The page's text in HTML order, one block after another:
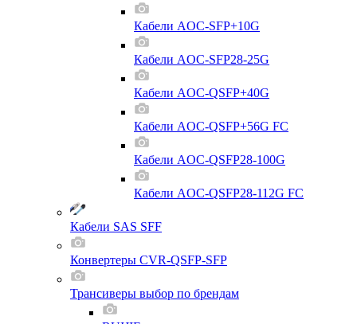
Кабели AOC-SFP+10G
Кабели AOC-SFP28-25G
Кабели AOC-QSFP+40G
Кабели AOC-QSFP+56G FC
Кабели AOC-QSFP28-100G
Кабели AOC-QSFP28-112G FC
Кабели SAS SFF
Конвертеры CVR-QSFP-SFP
Трансиверы выбор по брендам